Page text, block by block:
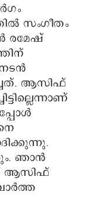
സംഗീതം
രമേഷ്
ആസിഫ്
ഞാൻ
ആസിഫ്